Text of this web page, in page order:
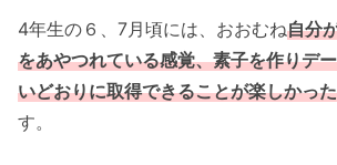
4年生の６、7月頃には、おおむね自分
をあやつれている感覚、素子を作りデ
いどおりに取得できることが楽しかった
す。